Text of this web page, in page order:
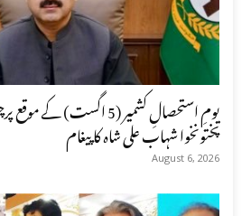
یومِ استحصالِ کشمیر (5
پختونخوا شہاب علی شاہ کا پیغام
August 6, 2026